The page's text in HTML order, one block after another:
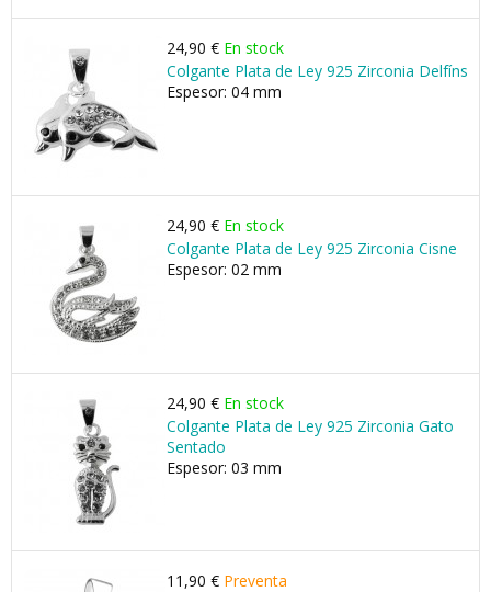
24,90 € En stock
Colgante Plata de Ley 925 Zirconia Delfíns
Espesor: 04 mm
24,90 € En stock
Colgante Plata de Ley 925 Zirconia Cisne
Espesor: 02 mm
24,90 € En stock
Colgante Plata de Ley 925 Zirconia Gato
Sentado
Espesor: 03 mm
11,90 € Preventa